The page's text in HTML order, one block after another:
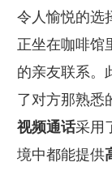
令人愉悦的选
正坐在咖啡馆
的亲友联系。
了对方那熟悉
视频通话采用
境中都能提供